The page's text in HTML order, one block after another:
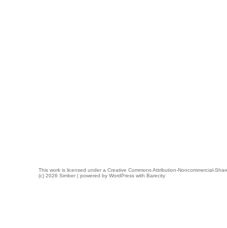
This work is licensed under a Creative Commons Attribution-Noncommercial-
(c) 2026 Simber | powered by WordPress with Barecity